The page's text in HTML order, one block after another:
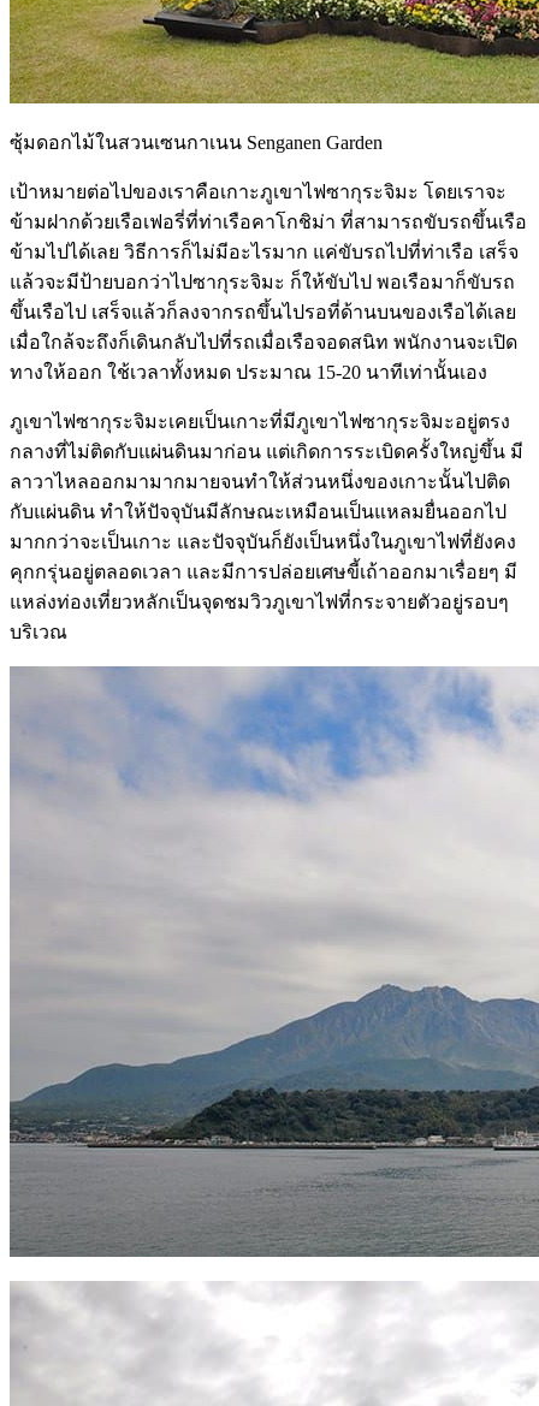
ซุ้มดอกไม้ในสวนเซนกาเนน Senganen Garden
เป้าหมายต่อไปของเราคือเกาะภูเขาไฟซากุระจิมะ โดยเราจะ
ข้ามฝากด้วยเรือเฟอรี่ที่ท่าเรือคาโกชิม่า ที่สามารถขับรถขึ้นเรือ
ข้ามไปได้เลย วิธีการก็ไม่มีอะไรมาก แค่ขับรถไปที่ท่าเรือ เสร็จ
แล้วจะมีป้ายบอกว่าไปซากุระจิมะ ก็ให้ขับไป พอเรือมาก็ขับรถ
ขึ้นเรือไป เสร็จแล้วก็ลงจากรถขึ้นไปรอที่ด้านบนของเรือได้เลย
เมื่อใกล้จะถึงก็เดินกลับไปที่รถเมื่อเรือจอดสนิท พนักงานจะเปิด
ทางให้ออก ใช้เวลาทั้งหมด ประมาณ 15-20 นาทีเท่านั้นเอง
ภูเขาไฟซากุระจิมะเคยเป็นเกาะที่มีภูเขาไฟซากุระจิมะอยู่ตรง
กลางที่ไม่ติดกับแผ่นดินมาก่อน แต่เกิดการระเบิดครั้งใหญ่ขึ้น มี
ลาวาไหลออกมามากมายจนทำให้ส่วนหนึ่งของเกาะนั้นไปติด
กับแผ่นดิน ทำให้ปัจจุบันมีลักษณะเหมือนเป็นแหลมยื่นออกไป
มากกว่าจะเป็นเกาะ และปัจจุบันก็ยังเป็นหนึ่งในภูเขาไฟที่ยังคง
คุกกรุ่นอยู่ตลอดเวลา และมีการปล่อยเศษขี้เถ้าออกมาเรื่อยๆ มี
แหล่งท่องเที่ยวหลักเป็นจุดชมวิวภูเขาไฟที่กระจายตัวอยู่รอบๆ
บริเวณ